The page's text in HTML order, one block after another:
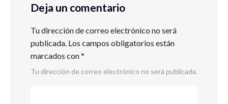
Deja un comentario
Tu dirección de correo electrónico no será
publicada. Los campos obligatorios están
marcados con*
Tu dirección de correo electrónico no será publicada.